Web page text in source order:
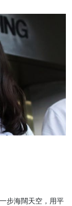
步海闊天空，用平